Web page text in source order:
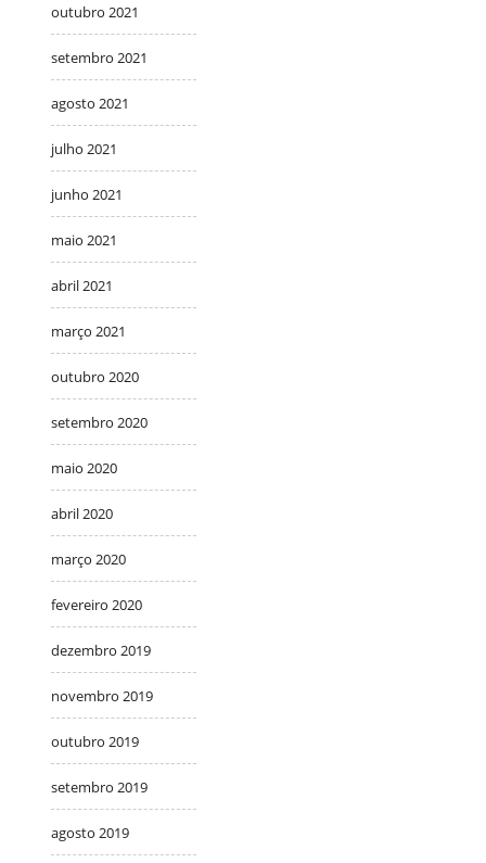
outubro 2021
setembro 2021
agosto 2021
julho 2021
junho 2021
maio 2021
abril 2021
março 2021
outubro 2020
setembro 2020
maio 2020
abril 2020
março 2020
fevereiro 2020
dezembro 2019
novembro 2019
outubro 2019
setembro 2019
agosto 2019